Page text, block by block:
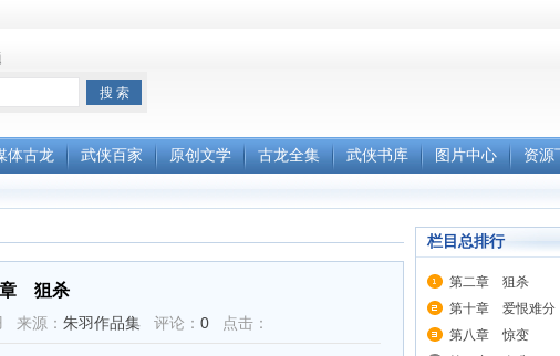
体古龙 武侠百家 原创文学 古龙全集 武侠书库 图片中心 资源
章 狙杀
来源： 朱羽作品集 评论： 0 点击：
栏目总排行
第二章 狙杀
第十章 爱恨难分
第八章 惊变